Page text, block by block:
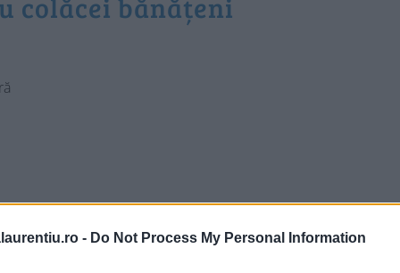
- Do Not Process My Personal Information
colăcei bănățeni